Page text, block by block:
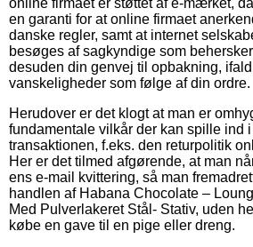
en garanti for at online firmaet
danske regler, samt at internet
besøges af sagkyndige som
desuden din genvej til opbakning,
vanskeligheder som følge af din ordre.
Herudover er det klogt at man er
fundamentale vilkår der kan spille ind
transaktionen, f.eks. den returpolitik
Her er det tilmed afgørende, at man
ens e-mail kvittering, så man
handlen af Habana Chocolate –
Med Pulverlakeret Stål- Stativ, uden
købe en gave til en pige eller dreng.